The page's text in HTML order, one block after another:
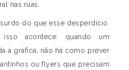
nas ruas.
do que esse desperdício.
acontece: quando um
à gráfica, não há como prever
ou flyers que precisam